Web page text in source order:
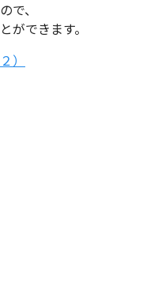
で、
ができます。
）